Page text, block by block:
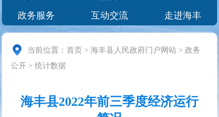
政务服务
互动交流 走进海丰
当前位置：首页 >海丰县人民政府门户网站 >政务
公开 >统计数据
海丰县2022年前三季度经济运行